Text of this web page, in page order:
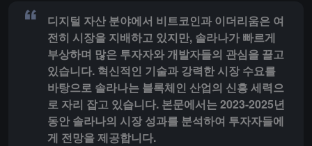
디지털 자산 분야에서 비트코인과 이더리움은 여
전히 시장을 지배하고 있지만, 솔라나가 빠르게
부상하며 많은 투자자와 개발자들의 관심을 끌고
있습니다. 혁신적인 기술과 강력한 시장 수요를
바탕으로 솔라나는 블록체인 산업의 신흥 세력으
로 자리 잡고 있습니다. 본문에서는 2023-2025년
동안 솔라나의 시장 성과를 분석하여 투자자들에
게 전망을 제공합니다.